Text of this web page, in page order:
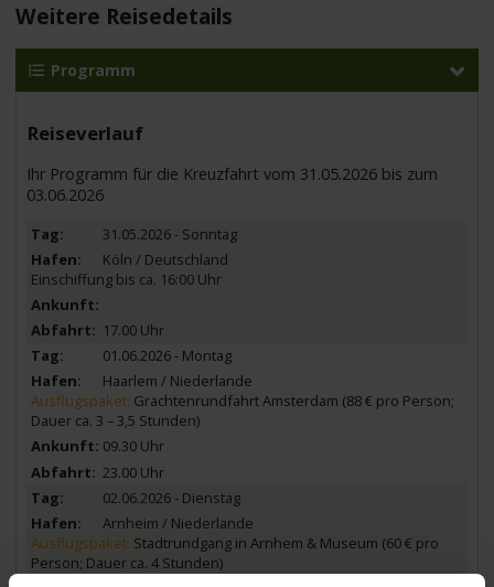
Weitere Reisedetails
Programm
Reiseverlauf
Ihr Programm für die Kreuzfahrt vom 31.05.2026 bis zum
03.06.2026
31.05.2026 - Sonntag
Köln / Deutschland
Einschiffung bis ca. 16:00 Uhr
17.00 Uhr
01.06.2026 - Montag
Haarlem / Niederlande
Ausflugspaket: Grachtenrundfahrt Amsterdam (88 € pro Person;
Dauer ca. 3 – 3,5 Stunden)
09.30 Uhr
23.00 Uhr
02.06.2026 - Dienstag
Arnheim / Niederlande
Ausflugspaket: Stadtrundgang in Arnhem & Museum (60 € pro
Person; Dauer ca. 4 Stunden)